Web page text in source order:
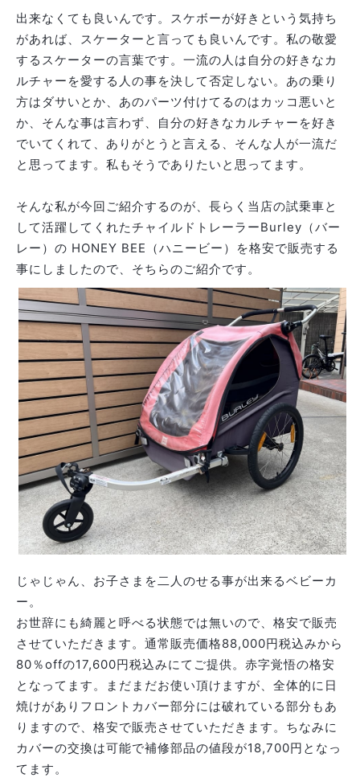
出来なくても良いんです。スケボーが好きという気持ち
があれば、スケーターと言っても良いんです。私の敬愛
するスケーターの言葉です。一流の人は自分の好きなカ
ルチャーを愛する人の事を決して否定しない。あの乗り
方はダサいとか、あのパーツ付けてるのはカッコ悪いと
か、そんな事は言わず、自分の好きなカルチャーを好き
でいてくれて、ありがとうと言える、そんな人が一流だ
と思ってます。私もそうでありたいと思ってます。
そんな私が今回ご紹介するのが、長らく当店の試乗車と
して活躍してくれたチャイルドトレーラーBurley（バー
レー）の HONEY BEE（ハニービー）を格安で販売する
事にしましたので、そちらのご紹介です。
じゃじゃん、お子さまを二人のせる事が出来るベビーカ
ー。
お世辞にも綺麗と呼べる状態では無いので、格安で販売
させていただきます。通常販売価格88,000円税込みから
80％offの17,600円税込みにてご提供。赤字覚悟の格安
となってます。まだまだお使い頂けますが、全体的に日
焼けがありフロントカバー部分には破れている部分もあ
りますので、格安で販売させていただきます。ちなみに
カバーの交換は可能で補修部品の値段が18,700円となっ
てます。